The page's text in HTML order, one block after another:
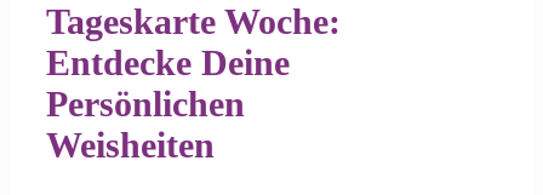
Tageskarte Woche:
Entdecke Deine
Persönlichen
Weisheiten